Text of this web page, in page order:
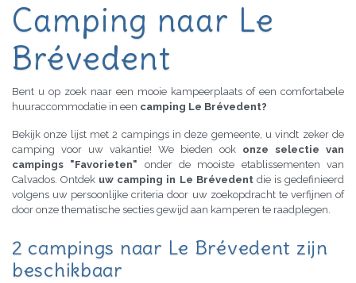
Camping naar Le
Brévedent
Bent u op zoek naar een mooie kampeerplaats of een comfortabele
huuraccommodatie in een camping Le Brévedent?
Bekijk onze lijst met 2 campings in deze gemeente, u vindt zeker de
camping voor uw vakantie! We bieden ook onze selectie van
campings "Favorieten" onder de mooiste etablissementen van
Calvados. Ontdek uw camping in Le Brévedentdie is gedefinieerd
volgens uw persoonlijke criteria door uw zoekopdracht te verfijnen of
door onze thematische secties gewijd aan kamperen te raadplegen.
2 campings naar Le Brévedent zijn
beschikbaar